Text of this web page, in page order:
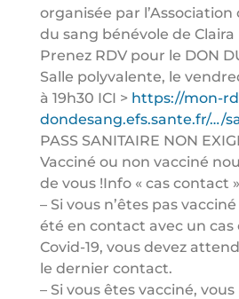
organisée par
du sang bénévole de Claira
Prenez RDV pour le DON
Salle polyvalente, le
à 19h30 ICI > https://mon-
dondesang.efs.sante.fr/…/
PASS SANITAIRE NON
Vacciné ou non vacciné
de vous !Info « cas contact
– Si vous n’êtes pas
été en contact avec un
Covid-19, vous devez
le dernier contact.
– Si vous êtes vacciné,